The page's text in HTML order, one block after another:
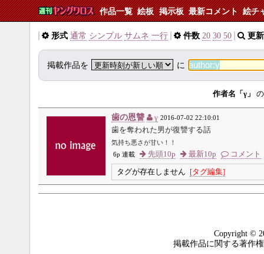
作品一覧 絵板 掲示板 最新コメント 絵チ
形式 通常 シンプル サムネ 一行 件数 20 30 50 更
掲載作品を に
作者名「γ」
歯の恩讐 γ 2016-07-02 22:10:01
歯を奪われた男が復讐する話
気持ち悪さが甘い！！
6p 連載
先頭10p 最新10p コメント
タグが存在しません [タグ編集]
Copyright ©
掲載作品に関する著作